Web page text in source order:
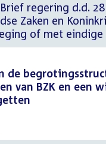
regering d.d.
Zaken en
of met eindige
de
van BZK en een